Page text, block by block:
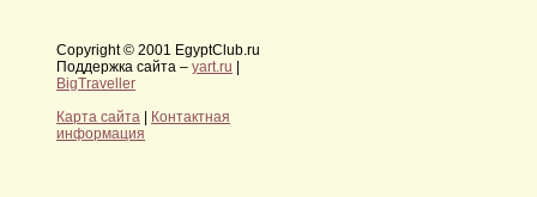
Copyright © 2001 EgyptClub.ru
Поддержка сайта – yart.ru |
BigTraveller
Карта сайта | Контактная
информация